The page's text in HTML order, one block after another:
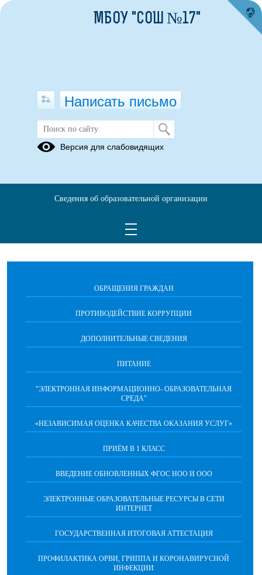
Службы внутри школы
ОБРАЩЕНИЯ ГРАЖДАН
ПРОТИВОДЕЙСТВИЕ КОРРУПЦИИ
ДОПОЛНИТЕЛЬНЫЕ СВЕДЕНИЯ
ПИТАНИЕ
"ЭЛЕКТРОННАЯ ИНФОРМАЦИОННО- ОБРАЗОВАТЕЛЬНАЯ
СРЕДА"
«НЕЗАВИСИМАЯ ОЦЕНКА КАЧЕСТВА ОКАЗАНИЯ УСЛУГ»
ПРИЁМ В 1 КЛАСС
ВВЕДЕНИЕ ОБНОВЛЕННЫХ ФГОС НОО И ООО
ЭЛЕКТРОННЫЕ ОБРАЗОВАТЕЛЬНЫЕ РЕСУРСЫ В СЕТИ
ИНТЕРНЕТ
ГОСУДАРСТВЕННАЯ ИТОГОВАЯ АТТЕСТАЦИЯ
ПРОФИЛАКТИКА ОРВИ, ГРИППА И КОРОНАВИРУСНОЙ
ИНФЕКЦИИ
МБОУ "СОШ №17"
Написать письмо
Версия для слабовидящих
Сведения об образовательной организации